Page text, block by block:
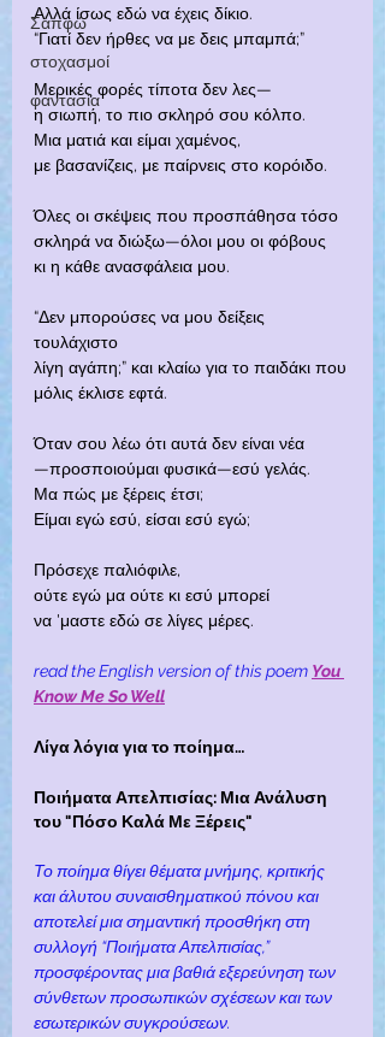
Σαπφώ
στοχασμοί
φαντασία
Αλλά ίσως εδώ να έχεις δίκιο.
“Γιατί δεν ήρθες να με δεις μπαμπά;”
Μερικές φορές τίποτα δεν λες—
η σιωπή, το πιο σκληρό σου κόλπο.
Μια ματιά και είμαι χαμένος,
με βασανίζεις, με παίρνεις στο κορόιδο.
Όλες οι σκέψεις που προσπάθησα τόσο
σκληρά να διώξω—όλοι μου οι φόβους
κι η κάθε ανασφάλεια μου.
“Δεν μπορούσες να μου δείξεις
τουλάχιστο
λίγη αγάπη;” και κλαίω για το παιδάκι που
μόλις έκλισε εφτά.
Όταν σου λέω ότι αυτά δεν είναι νέα
—προσποιούμαι φυσικά—εσύ γελάς.
Μα πώς με ξέρεις έτσι;
Είμαι εγώ εσύ, είσαι εσύ εγώ;
Πρόσεχε παλιόφιλε,
ούτε εγώ μα ούτε κι εσύ μπορεί
να 'μαστε εδώ σε λίγες μέρες.
read the English version of this poem You
Know Me So Well
Λίγα λόγια για το ποίημα…
Ποιήματα Απελπισίας: Μια Ανάλυση
του "Πόσο Καλά Με Ξέρεις"
Το ποίημα θίγει θέματα μνήμης, κριτικής
και άλυτου συναισθηματικού πόνου και
αποτελεί μια σημαντική προσθήκη στη
συλλογή “Ποιήματα Απελπισίας,”
προσφέροντας μια βαθιά εξερεύνηση των
σύνθετων προσωπικών σχέσεων και των
εσωτερικών συγκρούσεων.